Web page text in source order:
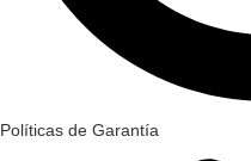
Políticas de Garantía